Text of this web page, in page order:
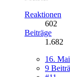
Reaktionen
602
Beiträge
1.682
16.
9